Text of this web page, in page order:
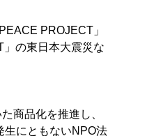
PROJECT」
の東日本大震災な
商品化を推進し、
生にともないNPO法